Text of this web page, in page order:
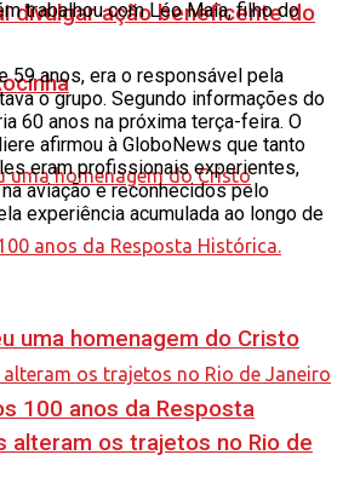
divulgar ação beneficente do
uma homenagem do Cristo
100 anos da Resposta
trabalhou com Léo Maia, filho do
59 anos, era o responsável pela
o grupo. Segundo informações do
60 anos na próxima terça-feira. O
afirmou à GloboNews que tanto
eram profissionais experientes,
aviação e reconhecidos pelo
experiência acumulada ao longo de
alteram os trajetos no Rio de